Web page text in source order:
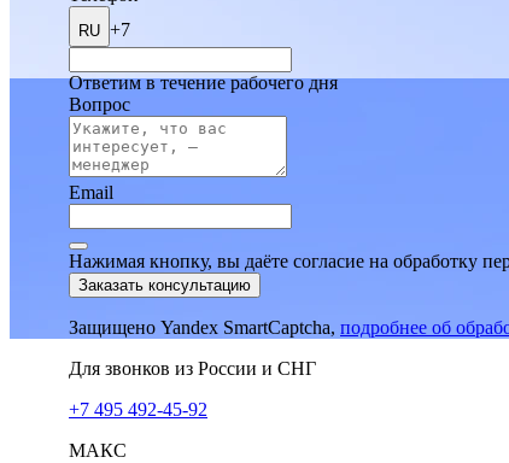
RU +7
Ответим в течение рабочего дня
Вопрос
Email
Нажимая кнопку, вы даёте согласие на обработку
Заказать консультацию
Защищено Yandex SmartCaptcha, подробнее об
Для звонков из России и СНГ
+7 495 492-45-92
МАКС